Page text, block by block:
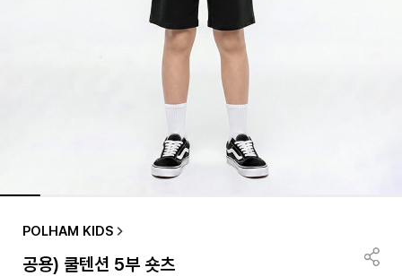
POLHAM KIDS
공용) 쿨텐션 5부 숏츠